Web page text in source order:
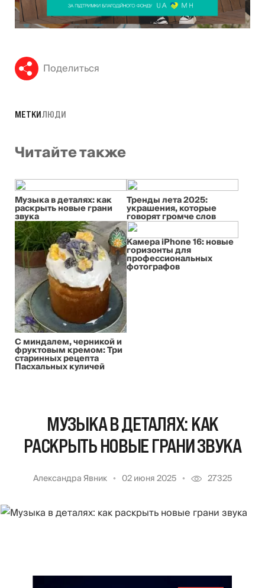
Поделиться
МЕТКИЛЮДИ
Читайте также
Музыка в деталях: как
раскрыть новые грани
звука
Тренды лета 2025:
украшения, которые
говорят громче слов
С миндалем, черникой и
фруктовым кремом: Три
старинных рецепта
Пасхальных куличей
Камера iPhone 16: новые
горизонты для
профессиональных
фотографов
МУЗЫКА В ДЕТАЛЯХ: КАК
РАСКРЫТЬ НОВЫЕ ГРАНИ ЗВУКА
Александра Явник 02 июня 2025 27325